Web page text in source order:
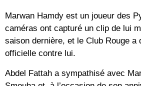
Marwan Hamdy est un joueur des
caméras ont capturé un clip de lui
saison dernière, et le Club Rouge a
officielle contre lui.
Abdel Fattah a sympathisé avec